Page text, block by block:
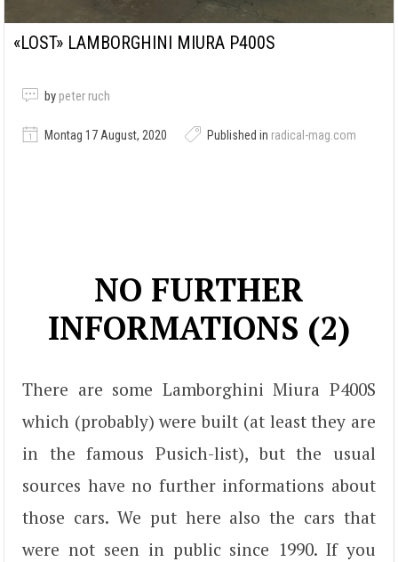
«LOST» LAMBORGHINI MIURA P400S
by peter ruch
Montag 17 August, 2020 Published in radical-mag.com
NO FURTHER
INFORMATIONS (2)
There are some Lamborghini Miura P400S
which (probably) were built (at least they are
in the famous Pusich-list), but the usual
sources have no further informations about
those cars. We put here also the cars that
were not seen in public since 1990. If you